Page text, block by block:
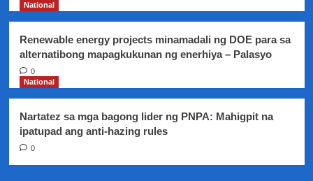
National
Renewable energy projects minamadali ng DOE para sa
alternatibong mapagkukunan ng enerhiya – Palasyo
0
National
Nartatez sa mga bagong lider ng PNPA: Mahigpit na
ipatupad ang anti-hazing rules
0